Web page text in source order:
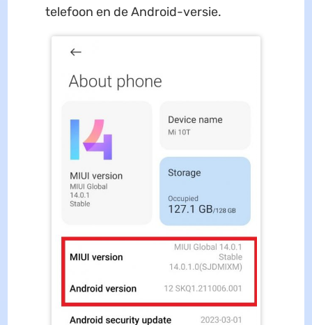
telefoon en de Android-versie.